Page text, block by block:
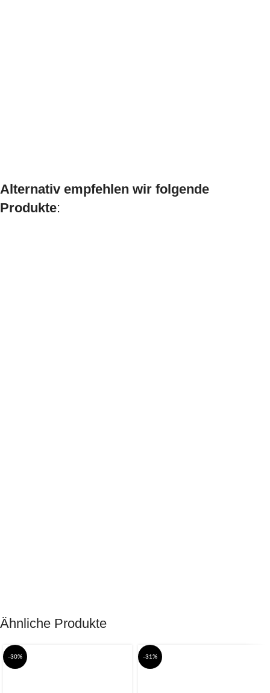
Alternativ empfehlen wir folgende
Produkte:
Ähnliche Produkte
-30% -31%